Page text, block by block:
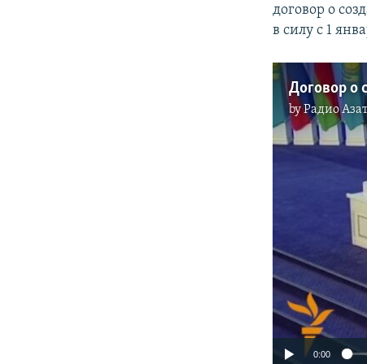
договор о
в силу с 1
Договор о
byРадио
0:00